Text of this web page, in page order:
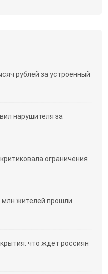
рублей за устроенный
нарушителя за
ограничения
млн жителей прошли
что ждет россиян